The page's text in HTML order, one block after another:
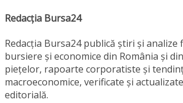
Redacția Bursa24
Redacția Bursa24 publică știri și analize
bursiere și economice din România și
piețelor, rapoarte corporatiste și
macroeconomice, verificate și
editorială.